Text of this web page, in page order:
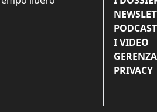
PODCAST
I VIDEO
GERENZA
PRIVACY